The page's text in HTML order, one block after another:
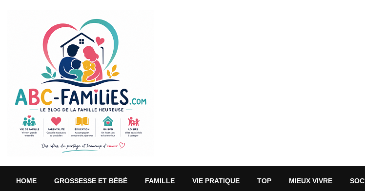
HOME GROSSESSE ET BÉBÉ FAMILLE VIE PRATIQUE TOP MIEUX VIVRE